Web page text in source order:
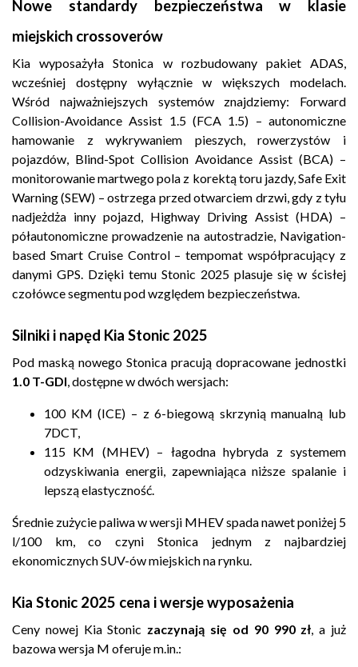
Nowe standardy bezpieczeństwa w klasie
miejskich crossoverów
Kia wyposażyła Stonica w rozbudowany pakiet ADAS,
wcześniej dostępny wyłącznie w większych modelach.
Wśród najważniejszych systemów znajdziemy: Forward
Collision-Avoidance Assist 1.5 (FCA 1.5) – autonomiczne
hamowanie z wykrywaniem pieszych, rowerzystów i
pojazdów, Blind-Spot Collision Avoidance Assist (BCA) –
monitorowanie martwego pola z korektą toru jazdy, Safe Exit
Warning (SEW) – ostrzega przed otwarciem drzwi, gdy z tyłu
nadjeżdża inny pojazd, Highway Driving Assist (HDA) –
półautonomiczne prowadzenie na autostradzie, Navigation-
based Smart Cruise Control – tempomat współpracujący z
danymi GPS. Dzięki temu Stonic 2025 plasuje się w ścisłej
czołówce segmentu pod względem bezpieczeństwa.
Silniki i napęd Kia Stonic 2025
Pod maską nowego Stonica pracują dopracowane jednostki
1.0 T-GDI , dostępne w dwóch wersjach:
100 KM (ICE) – z 6-biegową skrzynią manualną lub
7DCT,
115 KM (MHEV) – łagodna hybryda z systemem
odzyskiwania energii, zapewniająca niższe spalanie i
lepszą elastyczność.
Średnie zużycie paliwa w wersji MHEV spada nawet poniżej 5
l/100 km, co czyni Stonica jednym z najbardziej
ekonomicznych SUV-ów miejskich na rynku.
Kia Stonic 2025 cena i wersje wyposażenia
Ceny nowej Kia Stonic zaczynają się od 90 990 zł , a już
bazowa wersja M oferuje m.in.: